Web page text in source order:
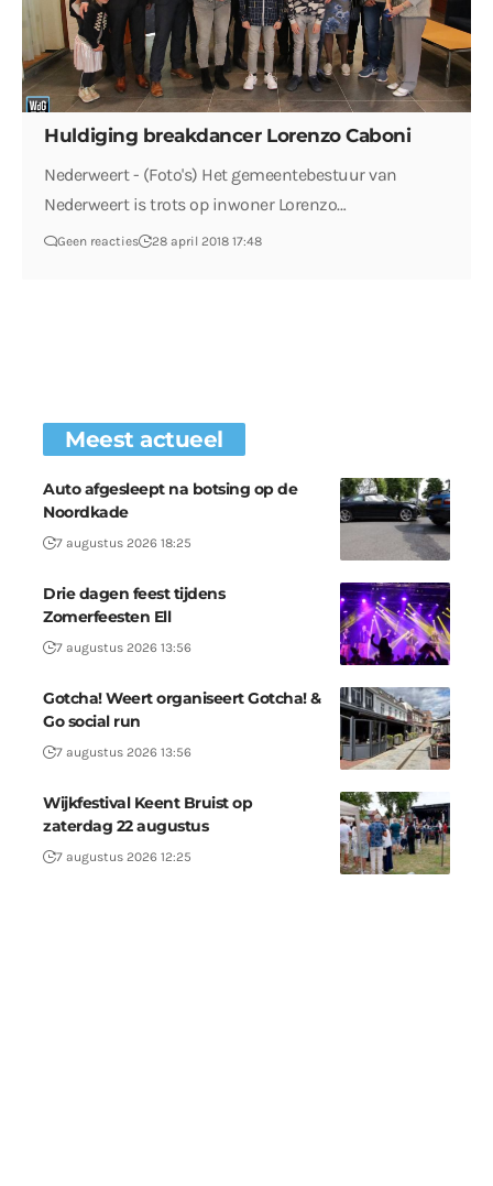
Huldiging breakdancer Lorenzo Caboni
Nederweert - (Foto's) Het gemeentebestuur van
Nederweert is trots op inwoner Lorenzo…
Geen reacties 28 april 2018 17:48
Meest actueel
Auto afgesleept na botsing op de
Noordkade
7 augustus 2026 18:25
Drie dagen feest tijdens
Zomerfeesten Ell
7 augustus 2026 13:56
Gotcha! Weert organiseert Gotcha! &
Go social run
7 augustus 2026 13:56
Wijkfestival Keent Bruist op
zaterdag 22 augustus
7 augustus 2026 12:25